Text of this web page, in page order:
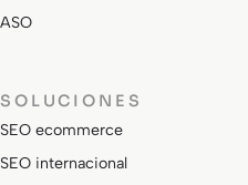
ASO
SOLUCIONES
SEO ecommerce
SEO internacional